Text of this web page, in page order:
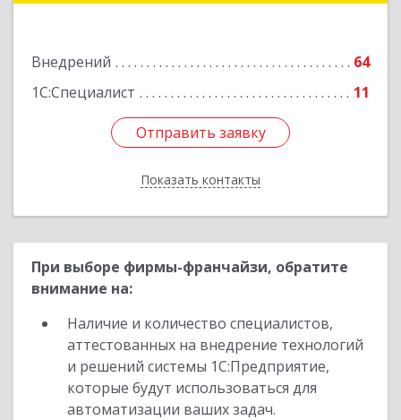
Внедрений
64
1С:Специалист
11
Отправить заявку
Показать контакты
Отправить заявку
Назад
При выборе фирмы-франчайзи, обратите
внимание на:
Наличие и количество специалистов,
аттестованных на внедрение технологий
и решений системы 1С:Предприятие,
которые будут использоваться для
автоматизации ваших задач.